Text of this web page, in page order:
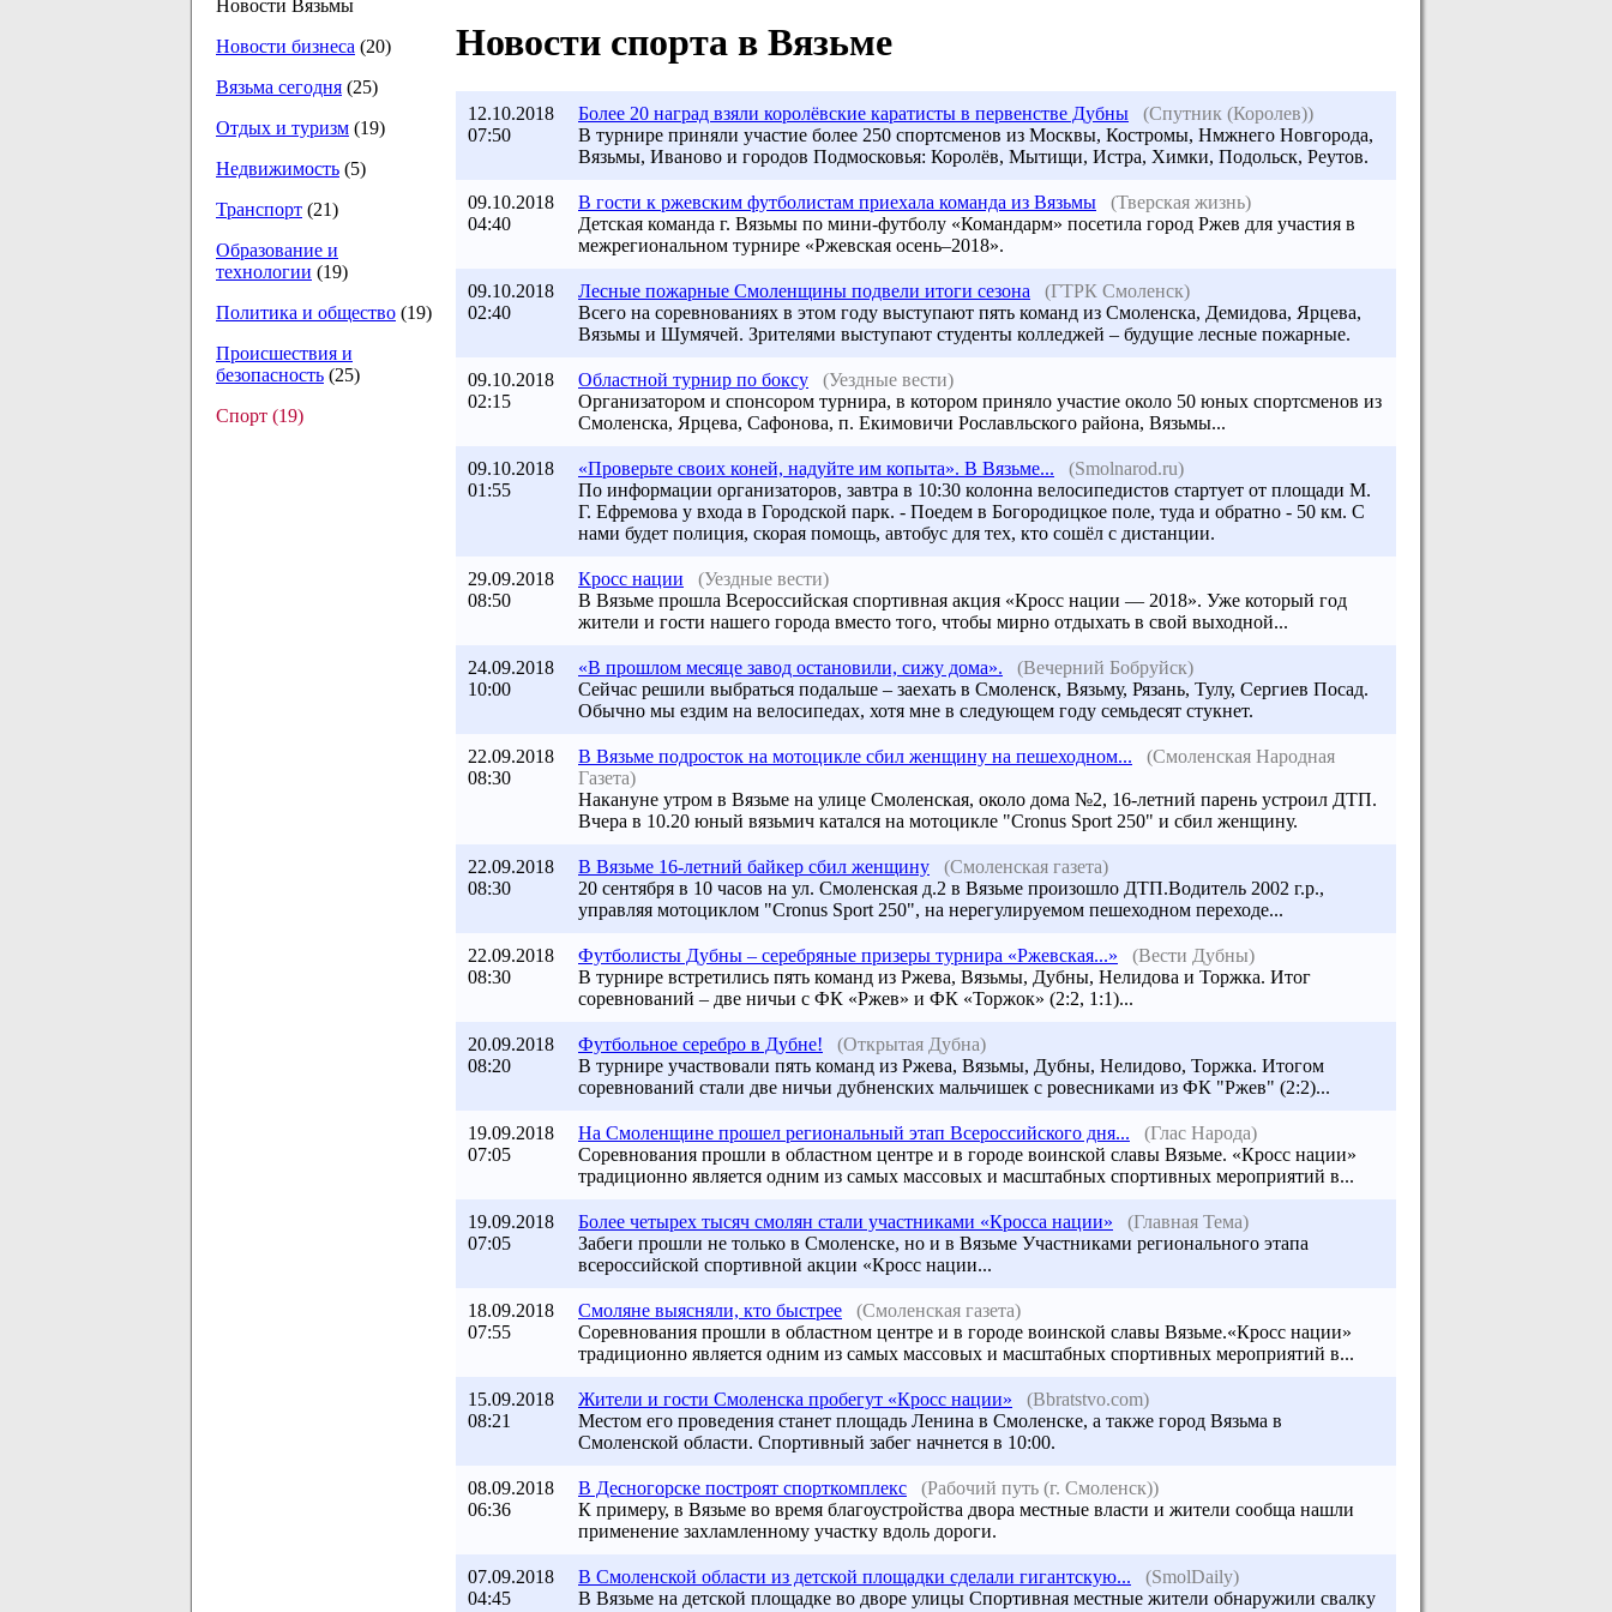
Новости Вязьмы
Новости бизнеса (20)
Вязьма сегодня (25)
Отдых и туризм (19)
Недвижимость (5)
Транспорт (21)
Образование и
технологии (19)
Политика и общество (19)
Происшествия и
безопасность (25)
Спорт (19)
Новости спорта в Вязьме
12.10.2018
07:50
Более 20 наград взяли королёвские каратисты в первенстве Дубны
(Спутник (Королев))
В турнире приняли участие более 250 спортсменов из Москвы, Костромы, Нмжнего Новгорода,
Вязьмы, Иваново и городов Подмосковья: Королёв, Мытищи, Истра, Химки, Подольск, Реутов.
09.10.2018
04:40
В гости к ржевским футболистам приехала команда из Вязьмы
(Тверская жизнь)
Детская команда г. Вязьмы по мини-футболу «Командарм» посетила город Ржев для участия в
межрегиональном турнире «Ржевская осень–2018».
09.10.2018
02:40
Лесные пожарные Смоленщины подвели итоги сезона
(ГТРК Смоленск)
Всего на соревнованиях в этом году выступают пять команд из Смоленска, Демидова, Ярцева,
Вязьмы и Шумячей. Зрителями выступают студенты колледжей – будущие лесные пожарные.
09.10.2018
02:15
Областной турнир по боксу
(Уездные вести)
Организатором и спонсором турнира, в котором приняло участие около 50 юных спортсменов из
Смоленска, Ярцева, Сафонова, п. Екимовичи Рославльского района, Вязьмы...
09.10.2018
01:55
«Проверьте своих коней, надуйте им копыта». В Вязьме...
(Smolnarod.ru)
По информации организаторов, завтра в 10:30 колонна велосипедистов стартует от площади М.
Г. Ефремова у входа в Городской парк. - Поедем в Богородицкое поле, туда и обратно - 50 км. С
нами будет полиция, скорая помощь, автобус для тех, кто сошёл с дистанции.
29.09.2018
08:50
Кросс нации
(Уездные вести)
В Вязьме прошла Всероссийская спортивная акция «Кросс нации — 2018». Уже который год
жители и гости нашего города вместо того, чтобы мирно отдыхать в свой выходной...
24.09.2018
10:00
«В прошлом месяце завод остановили, сижу дома».
(Вечерний Бобруйск)
Сейчас решили выбраться подальше – заехать в Смоленск, Вязьму, Рязань, Тулу, Сергиев Посад.
Обычно мы ездим на велосипедах, хотя мне в следующем году семьдесят стукнет.
22.09.2018
08:30
В Вязьме подросток на мотоцикле сбил женщину на пешеходном...
(Смоленская Народная
Газета)
Накануне утром в Вязьме на улице Смоленская, около дома №2, 16-летний парень устроил ДТП.
Вчера в 10.20 юный вязьмич катался на мотоцикле "Cronus Sport 250" и сбил женщину.
22.09.2018
08:30
В Вязьме 16-летний байкер сбил женщину
(Смоленская газета)
20 сентября в 10 часов на ул. Смоленская д.2 в Вязьме произошло ДТП.Водитель 2002 г.р.,
управляя мотоциклом "Cronus Sport 250", на нерегулируемом пешеходном переходе...
22.09.2018
08:30
Футболисты Дубны – серебряные призеры турнира «Ржевская...»
(Вести Дубны)
В турнире встретились пять команд из Ржева, Вязьмы, Дубны, Нелидова и Торжка. Итог
соревнований – две ничьи с ФК «Ржев» и ФК «Торжок» (2:2, 1:1)...
20.09.2018
08:20
Футбольное серебро в Дубне!
(Открытая Дубна)
В турнире участвовали пять команд из Ржева, Вязьмы, Дубны, Нелидово, Торжка. Итогом
соревнований стали две ничьи дубненских мальчишек с ровесниками из ФК "Ржев" (2:2)...
19.09.2018
07:05
На Смоленщине прошел региональный этап Всероссийского дня...
(Глас Народа)
Соревнования прошли в областном центре и в городе воинской славы Вязьме. «Кросс нации»
традиционно является одним из самых массовых и масштабных спортивных мероприятий в...
19.09.2018
07:05
Более четырех тысяч смолян стали участниками «Кросса нации»
(Главная Тема)
Забеги прошли не только в Смоленске, но и в Вязьме Участниками регионального этапа
всероссийской спортивной акции «Кросс нации...
18.09.2018
07:55
Смоляне выясняли, кто быстрее
(Смоленская газета)
Соревнования прошли в областном центре и в городе воинской славы Вязьме.«Кросс нации»
традиционно является одним из самых массовых и масштабных спортивных мероприятий в...
15.09.2018
08:21
Жители и гости Смоленска пробегут «Кросс нации»
(Bbratstvo.com)
Местом его проведения станет площадь Ленина в Смоленске, а также город Вязьма в
Смоленской области. Спортивный забег начнется в 10:00.
08.09.2018
06:36
В Десногорске построят спорткомплекс
(Рабочий путь (г. Смоленск))
К примеру, в Вязьме во время благоустройства двора местные власти и жители сообща нашли
применение захламленному участку вдоль дороги.
07.09.2018
04:45
В Смоленской области из детской площадки сделали гигантскую...
(SmolDaily)
В Вязьме на детской площадке во дворе улицы Спортивная местные жители обнаружили свалку